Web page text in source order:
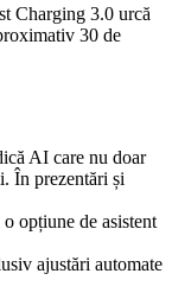
Charging 3.0 urcă
30 de
AI care nu doar
În prezentări și
opțiune de asistent
ajustări automate